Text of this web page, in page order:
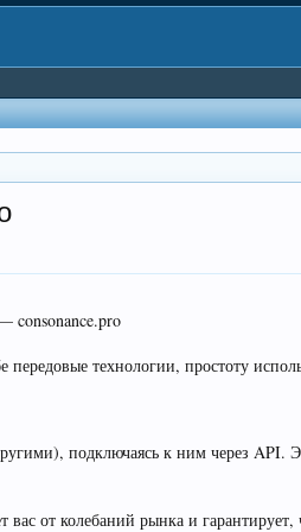
consonance.pro
технологии, простоту
подключаясь к ним через API.
от колебаний рынка и